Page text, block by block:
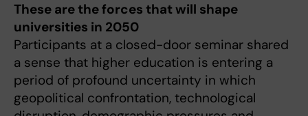
These are the forces that will shape
universities in 2050
Participants at a closed-door seminar shared
a sense that higher education is entering a
period of profound uncertainty in which
geopolitical confrontation, technological